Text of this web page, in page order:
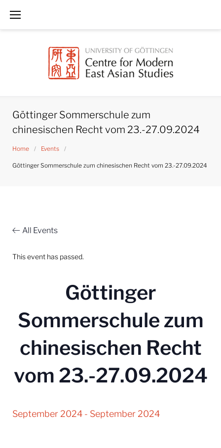
Göttinger Sommerschule zum
chinesischen Recht vom 23.-27.09.2024
Home / Events /
Göttinger Sommerschule zum chinesischen Recht vom 23.-27.09.2024
All Events
This event has passed.
Göttinger
Sommerschule zum
chinesischen Recht
vom 23.-27.09.2024
September 2024 - September 2024